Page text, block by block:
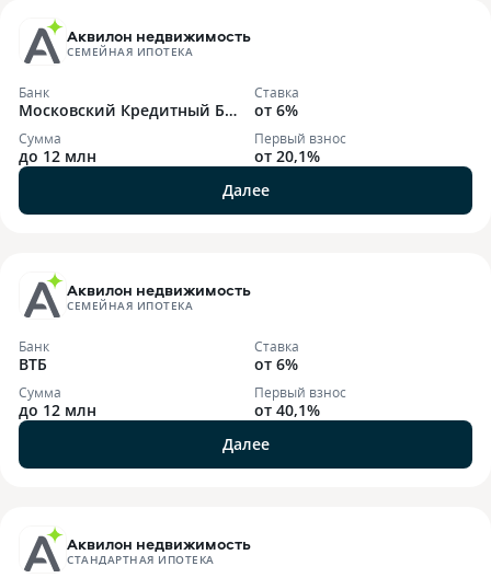
Аквилон недвижимость
СЕМЕЙНАЯ ИПОТЕКА
Банк
Московский Кредитный Ба
нк
Ставка
от 6%
Сумма
до 12 млн
Первый взнос
от 20,1%
Далее
Аквилон недвижимость
СЕМЕЙНАЯ ИПОТЕКА
Банк
ВТБ
Ставка
от 6%
Сумма
до 12 млн
Первый взнос
от 40,1%
Далее
Аквилон недвижимость
СТАНДАРТНАЯ ИПОТЕКА